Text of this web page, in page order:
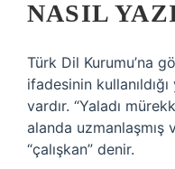
NASIL
Türk Dil Kurumu’na
ifadesinin
vardır. “Yaladı
alanda uzmanlaşmış
“çalışkan” denir.